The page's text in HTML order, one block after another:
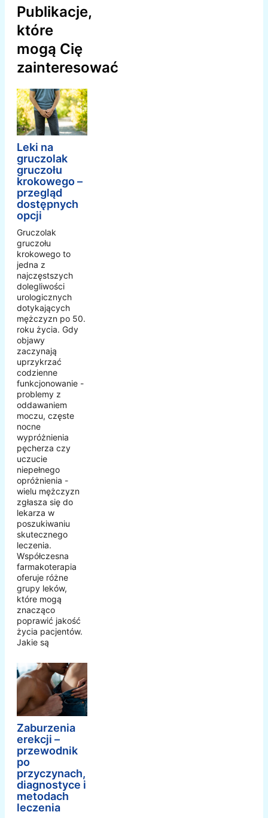
Publikacje,
które
mogą Cię
zainteresować
Leki na
gruczolak
gruczołu
krokowego –
przegląd
dostępnych
opcji
Gruczolak
gruczołu
krokowego to
jedna z
najczęstszych
dolegliwości
urologicznych
dotykających
mężczyzn po 50.
roku życia. Gdy
objawy
zaczynają
uprzykrzać
codzienne
funkcjonowanie -
problemy z
oddawaniem
moczu, częste
nocne
wypróżnienia
pęcherza czy
uczucie
niepełnego
opróżnienia -
wielu mężczyzn
zgłasza się do
lekarza w
poszukiwaniu
skutecznego
leczenia.
Współczesna
farmakoterapia
oferuje różne
grupy leków,
które mogą
znacząco
poprawić jakość
życia pacjentów.
Jakie są
Zaburzenia
erekcji –
przewodnik
po
przyczynach,
diagnostyce i
metodach
leczenia